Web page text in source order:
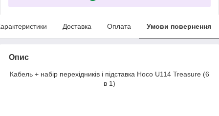
Доставка Оплата Умови повернення
Опис
Кабель + набір перехідників і підставка Hoco U114 Treasure (6
в 1)